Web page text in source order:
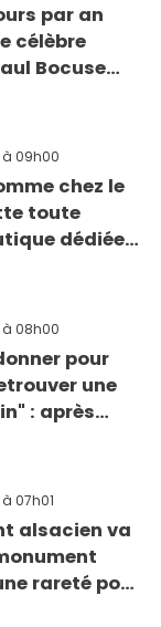
par an
célèbre
Bocuse
à 09h00
chez le
toute
dédiée
fous)
à 08h00
pour
une
: après
à 07h01
alsacien va
rareté pour